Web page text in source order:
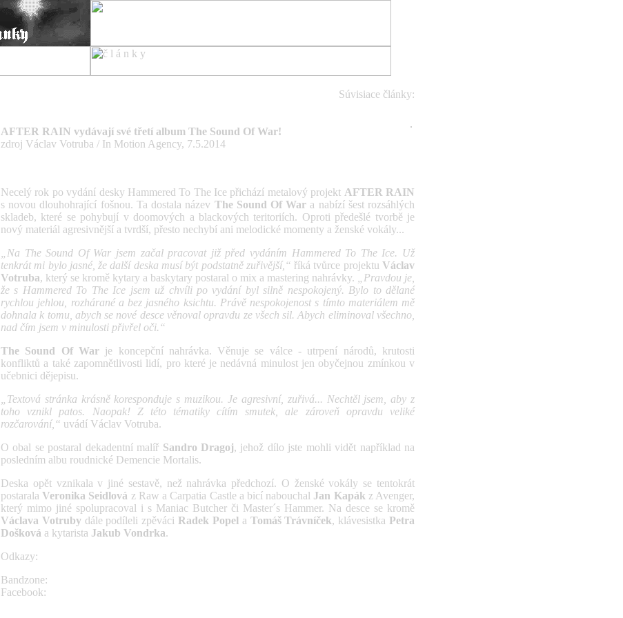
Súvisiace články:
AFTER RAIN vydávají své třetí album The Sound Of War!
zdroj Václav Votruba / In Motion Agency, 7.5.2014
Necelý rok po vydání desky Hammered To The Ice přichází metalový projekt AFTER RAIN
s novou dlouhohrající fošnou. Ta dostala název The Sound Of War a nabízí šest rozsáhlých
skladeb, které se pohybují v doomových a blackových teritoriích. Oproti předešlé tvorbě je
nový materiál agresivnější a tvrdší, přesto nechybí ani melodické momenty a ženské vokály...
„Na The Sound Of War jsem začal pracovat již před vydáním Hammered To The Ice. Už
tenkrát mi bylo jasné, že další deska musí být podstatně zuřivější,“ říká tvůrce projektuVáclav
Votruba, který se kromě kytary a baskytary postaral o mix a mastering nahrávky.
„Pravdou je,
že s Hammered To The Ice jsem už chvíli po vydání byl silně nespokojený. Bylo to dělané
rychlou jehlou, rozhárané a bez jasného ksichtu. Právě nespokojenost s tímto materiálem mě
dohnala k tomu, abych se nové desce věnoval opravdu ze všech sil. Abych eliminoval všechno,
nad čím jsem v minulosti přivřel oči.“
The Sound Of Warje koncepční nahrávka. Věnuje se válce - utrpení národů, krutosti
konfliktů a také zapomnětlivosti lidí, pro které je nedávná minulost jen obyčejnou zmínkou v
učebnici dějepisu.
„Textová stránka krásně koresponduje s muzikou. Je agresivní, zuřivá... Nechtěl jsem, aby z
toho vznikl patos. Naopak! Z této tématiky cítím smutek, ale zároveň opravdu veliké
rozčarování,“ uvádí Václav Votruba.
O obal se postaral dekadentní malíř Sandro Dragoj, jehož dílo jste mohli vidět například na
posledním albu roudnické Demencie Mortalis.
Deska opět vznikala v jiné sestavě, než nahrávka předchozí. O ženské vokály se tentokrát
postaralaVeronika Seidlová z Raw a Carpatia Castle a bicí nabouchal Jan Kapák z Avenger,
který mimo jiné spolupracoval i s Maniac Butcher či Master´s Hammer. Na desce se kromě
Václava Votrubydále podíleli zpěváci Radek Popel a Tomáš Trávníček, klávesistka Petra
Došková a kytarista Jakub Vondrka.
Odkazy:
Bandzone:
Facebook: